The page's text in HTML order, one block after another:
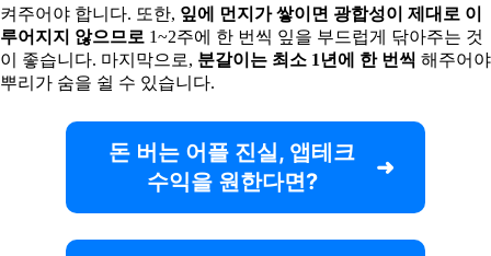
켜주어야 합니다. 또한, 잎에 먼지가 쌓이면 광합성이 제대로 이
루어지지 않으므로 1~2주에 한 번씩 잎을 부드럽게 닦아주는 것
이 좋습니다. 마지막으로, 분갈이는 최소 1년에 한 번씩 해주어야
뿌리가 숨을 쉴 수 있습니다.
돈 버는 어플 진실, 앱테크
수익을 원한다면?